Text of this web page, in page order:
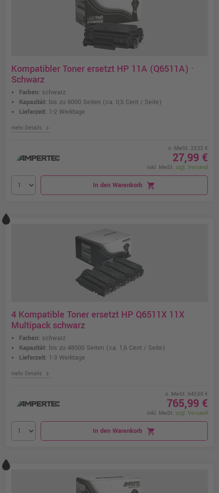
Kompatibler Toner ersetzt HP 11A (Q6511A) ·
Schwarz
Farben: schwarz
Kapazität: bis zu 6000 Seiten (ca. 0,5 Cent / Seite)
Lieferzeit: 1-2 Werktage
mehr Details chevron_right
o. MwSt. 23,52 €
27,99 €
inkl. MwSt. zzgl. Versand
In den Warenkorb shopping_cart
4 Kompatible Toner ersetzt HP Q6511X 11X
Multipack schwarz
Farben: schwarz
Kapazität: bis zu 48000 Seiten (ca. 1,6 Cent / Seite)
Lieferzeit: 1-3 Werktage
mehr Details chevron_right
o. MwSt. 643,69 €
765,99 €
inkl. MwSt. zzgl. Versand
In den Warenkorb shopping_cart